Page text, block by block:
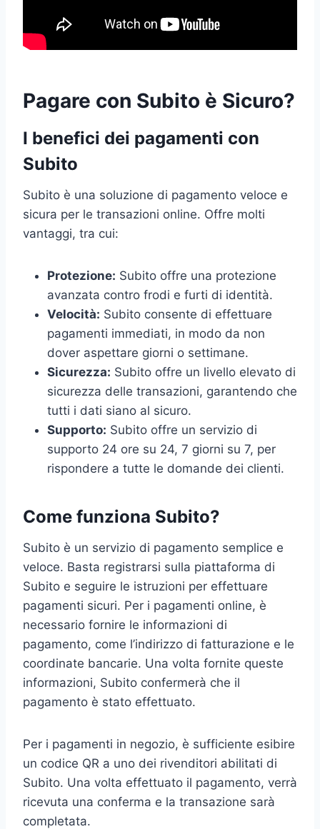
Pagare con Subito è Sicuro?
I benefici dei pagamenti con
Subito
Subito è una soluzione di pagamento veloce e
sicura per le transazioni online. Offre molti
vantaggi, tra cui:
Protezione: Subito offre una protezione
avanzata contro frodi e furti di identità.
Velocità: Subito consente di effettuare
pagamenti immediati, in modo da non
dover aspettare giorni o settimane.
Sicurezza: Subito offre un livello elevato di
sicurezza delle transazioni, garantendo che
tutti i dati siano al sicuro.
Supporto: Subito offre un servizio di
supporto 24 ore su 24, 7 giorni su 7, per
rispondere a tutte le domande dei clienti.
Come funziona Subito?
Subito è un servizio di pagamento semplice e
veloce. Basta registrarsi sulla piattaforma di
Subito e seguire le istruzioni per effettuare
pagamenti sicuri. Per i pagamenti online, è
necessario fornire le informazioni di
pagamento, come l’indirizzo di fatturazione e le
coordinate bancarie. Una volta fornite queste
informazioni, Subito confermerà che il
pagamento è stato effettuato.
Per i pagamenti in negozio, è sufficiente esibire
un codice QR a uno dei rivenditori abilitati di
Subito. Una volta effettuato il pagamento, verrà
ricevuta una conferma e la transazione sarà
completata.